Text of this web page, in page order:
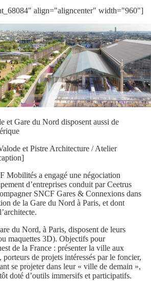
align="aligncenter" width="960"]
et Gare du Nord disposent aussi de
et Pistre Architecture / Atelier
Mobilités a engagé une négociation
d’entreprises conduit par Ceetrus
SNCF Gares & Connexions dans
de la Gare du Nord à Paris, et dont
du Nord, à Paris, disposent de leurs
maquettes 3D). Objectifs pour
de la France : présenter la ville aux
porteurs de projets intéressés par le foncier,
se projeter dans leur « ville de demain »,
doté d’outils immersifs et participatifs.